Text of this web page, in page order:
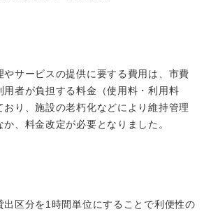
やサービスの提供に要する費用は、市費
用者が負担する料金（使用料・利用料
おり、施設の老朽化などにより維持管理
、料金改定が必要となりました。
分を1時間単位にすることで利便性の